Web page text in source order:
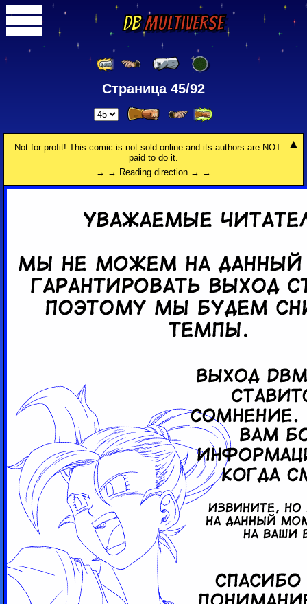
DBMultiverse
Страница 45/92
Not for profit! This comic is not sold online and its authors are NOT
paid to do it.
→ → Reading direction → →